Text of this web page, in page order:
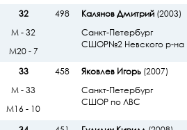
32
498 Калянов Дмитрий(2003)
Санкт-Петербург
СШОР№2 Невского р-на
М - 32
М20 - 7
33
458 Яковлев Игорь(2007)
Санкт-Петербург
СШОР по ЛВС
М - 33
М16 - 10